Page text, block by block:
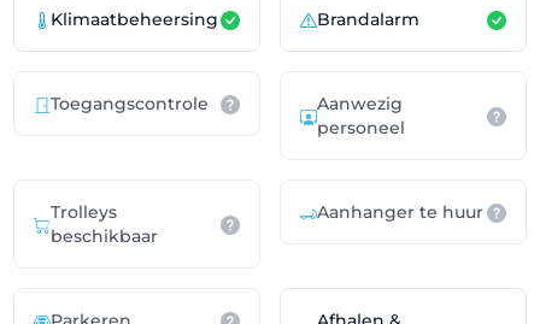
Klimaatbeheersing Brandalarm
Toegangscontrole
Aanwezig
personeel
Trolleys
beschikbaar
Aanhanger te huur